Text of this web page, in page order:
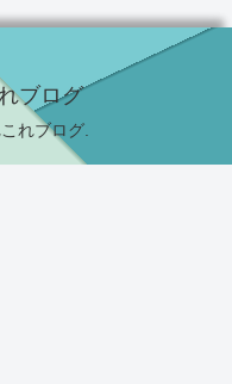
ブログ
れブログ.